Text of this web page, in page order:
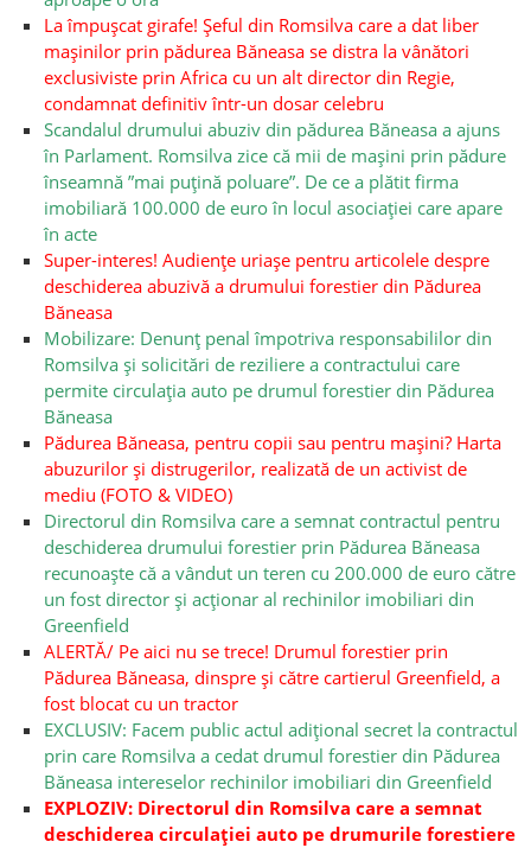
La împușcat girafe! Șeful din Romsilva care a dat liber
mașinilor prin pădurea Băneasa se distra la vânători
exclusiviste prin Africa cu un alt director din Regie,
condamnat definitiv într-un dosar celebru
Scandalul drumului abuziv din pădurea Băneasa a ajuns
în Parlament. Romsilva zice că mii de mașini prin pădure
înseamnă ”mai puțină poluare”. De ce a plătit firma
imobiliară 100.000 de euro în locul asociației care apare
în acte
Super-interes! Audiențe uriașe pentru articolele despre
deschiderea abuzivă a drumului forestier din Pădurea
Băneasa
Mobilizare: Denunț penal împotriva responsabililor din
Romsilva și solicitări de reziliere a contractului care
permite circulația auto pe drumul forestier din Pădurea
Băneasa
Pădurea Băneasa, pentru copii sau pentru mașini? Harta
abuzurilor și distrugerilor, realizată de un activist de
mediu (FOTO & VIDEO)
Directorul din Romsilva care a semnat contractul pentru
deschiderea drumului forestier prin Pădurea Băneasa
recunoaște că a vândut un teren cu 200.000 de euro către
un fost director și acționar al rechinilor imobiliari din
Greenfield
ALERTĂ/ Pe aici nu se trece! Drumul forestier prin
Pădurea Băneasa, dinspre și către cartierul Greenfield, a
fost blocat cu un tractor
EXCLUSIV: Facem public actul adițional secret la contractul
prin care Romsilva a cedat drumul forestier din Pădurea
Băneasa intereselor rechinilor imobiliari din Greenfield
EXPLOZIV: Directorul din Romsilva care a semnat
deschiderea circulației auto pe drumurile forestiere